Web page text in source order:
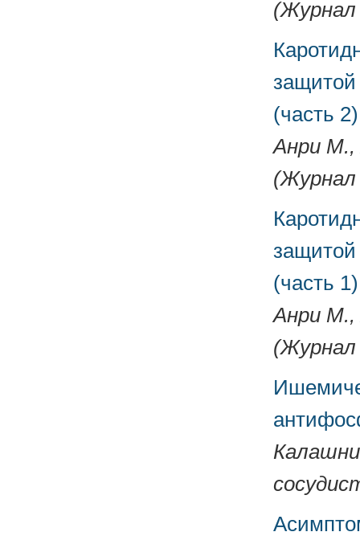
(Журнал
защитой
(часть 2)
Анри М.,
(Журнал
защитой
(часть 1)
Анри М.,
(Журнал